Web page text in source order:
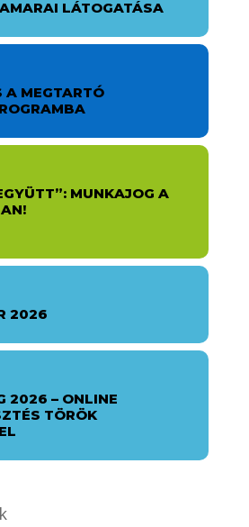
LÁTOGATÁSA
A MEGTARTÓ
MUNKAJOG A
2026
2026 – ONLINE
TÖRÖK